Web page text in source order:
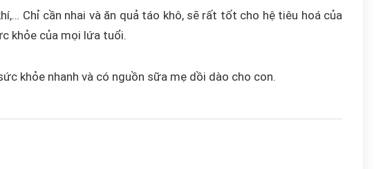
Chỉ cần nhai và ăn quả táo khô, sẽ rất tốt cho hệ tiêu hoá của
khỏe của mọi lứa tuổi.
khỏe nhanh và có nguồn sữa mẹ dồi dào cho con.